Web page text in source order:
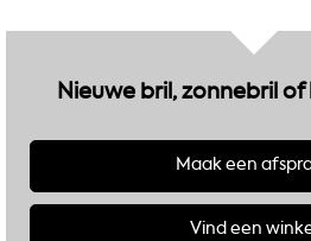
Nieuwe bril, zonnebril
Maak een
Vind een